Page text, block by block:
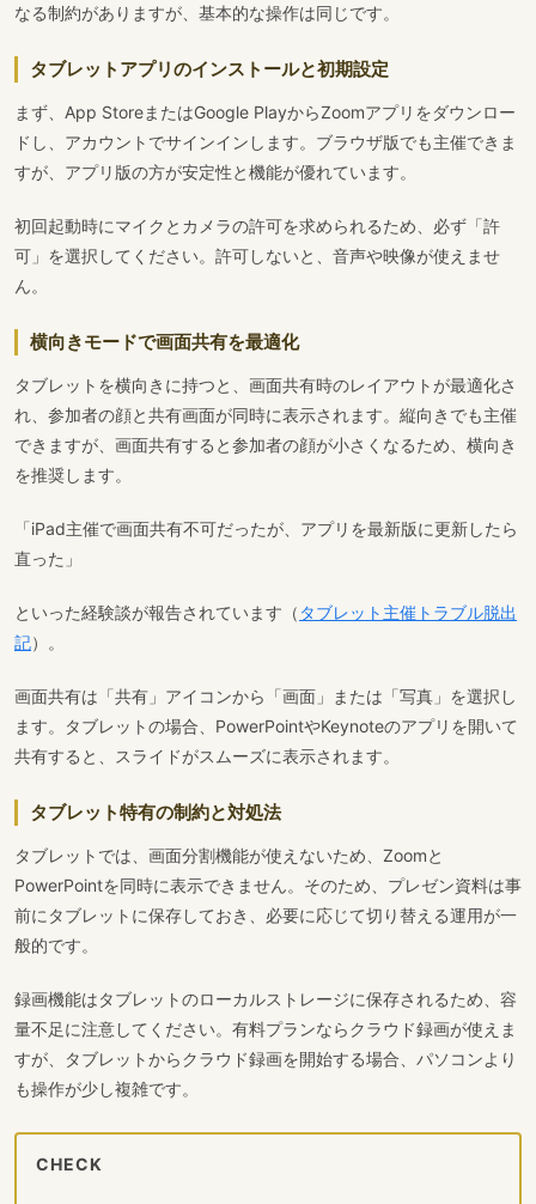
なる制約がありますが、基本的な操作は同じです。
タブレットアプリのインストールと初期設定
まず、App StoreまたはGoogle PlayからZoomアプリをダウンロー
ドし、アカウントでサインインします。ブラウザ版でも主催できま
すが、アプリ版の方が安定性と機能が優れています。
初回起動時にマイクとカメラの許可を求められるため、必ず「許
可」を選択してください。許可しないと、音声や映像が使えませ
ん。
横向きモードで画面共有を最適化
タブレットを横向きに持つと、画面共有時のレイアウトが最適化さ
れ、参加者の顔と共有画面が同時に表示されます。縦向きでも主催
できますが、画面共有すると参加者の顔が小さくなるため、横向き
を推奨します。
「iPad主催で画面共有不可だったが、アプリを最新版に更新したら
直った」
といった経験談が報告されています（ タブレット主催トラブル脱出
記）。
画面共有は「共有」アイコンから「画面」または「写真」を選択し
ます。タブレットの場合、PowerPointやKeynoteのアプリを開いて
共有すると、スライドがスムーズに表示されます。
タブレット特有の制約と対処法
タブレットでは、画面分割機能が使えないため、Zoomと
PowerPointを同時に表示できません。そのため、プレゼン資料は事
前にタブレットに保存しておき、必要に応じて切り替える運用が一
般的です。
録画機能はタブレットのローカルストレージに保存されるため、容
量不足に注意してください。有料プランならクラウド録画が使えま
すが、タブレットからクラウド録画を開始する場合、パソコンより
も操作が少し複雑です。
CHECK